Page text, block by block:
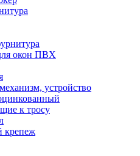
окон ПВХ
устройство
к тросу
крепеж